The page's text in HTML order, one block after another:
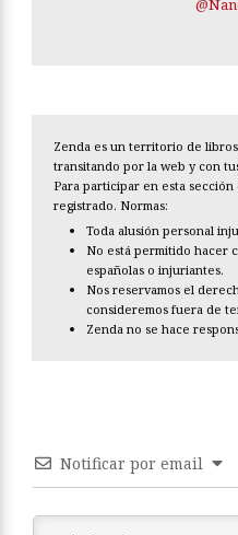
Zenda es un territorio de
transitando por la web y con
Para participar en esta
registrado. Normas:
Toda alusión personal
No está permitido hacer
españolas o injuriantes.
Nos reservamos el
consideremos fuera de
Zenda no se hace
Notificar por email